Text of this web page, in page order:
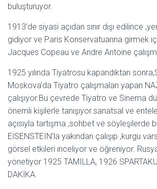
buluşturuyor.
1913’de siyasi açıdan sınır dışı edilince
gidiyor ve Paris Konservatuarına girmek
Jacques Copeau ve Andre Antoine
1925 yılında Tiyatrosu kapandıktan
Moskova’da Tiyatro çalışmaları yapan
çalışıyor.Bu çevrede Tiyatro ve Sinema
önemli kişilerle tanışıyor.sanatsal ve
açısıyla tartışma ,sohbet ve söyleşilerde
EİSENSTEIN’la yakından çalışıp ,kurgu
görsel etkileri inceliyor ve öğreniyor.
yönetiyor 1925 TAMILLA, 1926
DAKİKA.